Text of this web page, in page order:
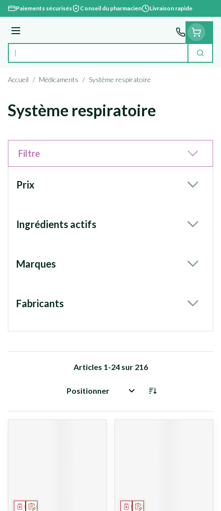
Aller au contenu
Paiements sécurisés Conseil du pharmacien Livraison rapide
Menu
Rechercher
Accueil / Médicaments / Système respiratoire
Système respiratoire
Filtre
Prix
Ingrédients actifs
Marques
Fabricants
Articles 1-24sur 216
Trier par:
Sur prescription
Médicament Sur prescription
Médicament